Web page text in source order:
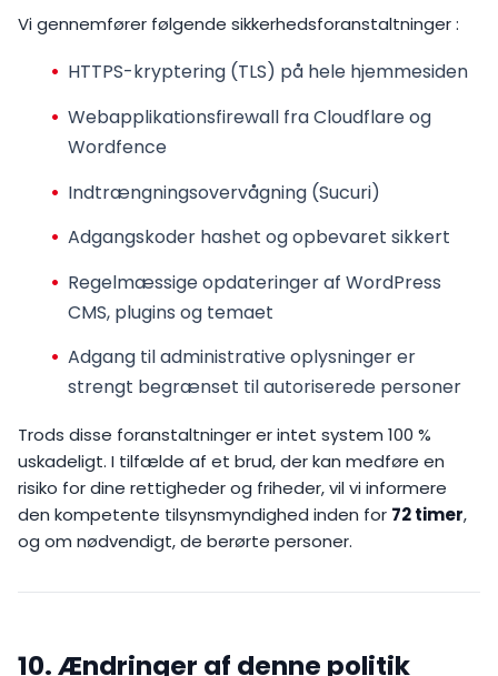
Vi gennemfører følgende sikkerhedsforanstaltninger :
HTTPS-kryptering (TLS) på hele hjemmesiden
Webapplikationsfirewall fra Cloudflare og
Wordfence
Indtrængningsovervågning (Sucuri)
Adgangskoder hashet og opbevaret sikkert
Regelmæssige opdateringer af WordPress
CMS, plugins og temaet
Adgang til administrative oplysninger er
strengt begrænset til autoriserede personer
Trods disse foranstaltninger er intet system 100 %
uskadeligt. I tilfælde af et brud, der kan medføre en
risiko for dine rettigheder og friheder, vil vi informere
den kompetente tilsynsmyndighed inden for 72 timer,
og om nødvendigt, de berørte personer.
10. Ændringer af denne politik